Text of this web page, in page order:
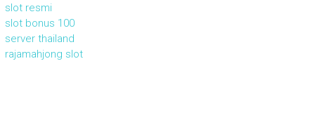
slot resmi
slot bonus 100
server thailand
rajamahjong slot